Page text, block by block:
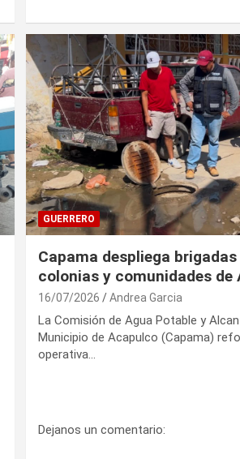
GUERRERO
Capama despliega
colonias y comunidades de
16/07/2026 Andrea Garcia
La Comisión de Agua Potable y
Municipio de Acapulco (Capama)
operativa…
Dejanos un comentario: